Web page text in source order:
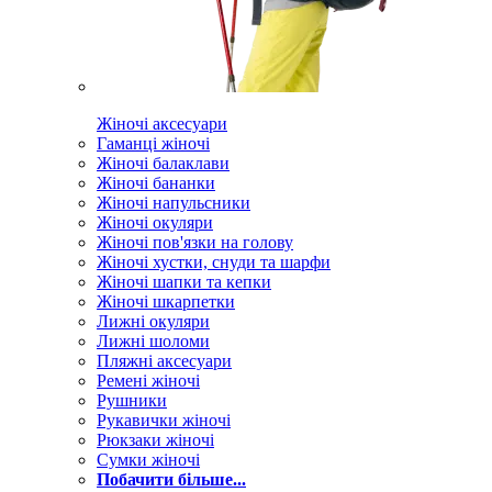
Жіночі аксесуари
Гаманці жіночі
Жіночі балаклави
Жіночі бананки
Жіночі напульсники
Жіночі окуляри
Жіночі пов'язки на голову
Жіночі хустки, снуди та шарфи
Жіночі шапки та кепки
Жіночі шкарпетки
Лижні окуляри
Лижні шоломи
Пляжні аксесуари
Ремені жіночі
Рушники
Рукавички жіночі
Рюкзаки жіночі
Сумки жіночі
Побачити більше...